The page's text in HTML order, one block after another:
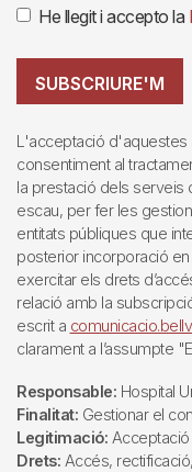
He llegit i accepto la
SUBSCRIURE'M
L'acceptació d'aquestes
consentiment al
la prestació dels serveis
escau, per fer les
entitats públiques que
posterior incorporació
exercitar els drets
relació amb la
escrit a
clarament a l’assumpte
Responsable: Hospital
Finalitat: Gestionar el
Legitimació:
Drets: Accés,